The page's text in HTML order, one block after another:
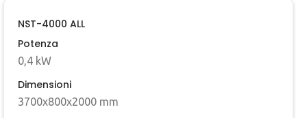
NST-4000 ALL
Potenza
0,4 kW
Dimensioni
3700x800x2000 mm